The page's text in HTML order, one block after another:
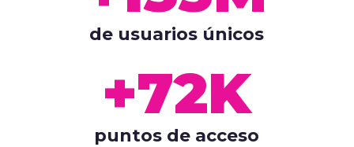
de usuarios únicos
+72K
puntos de acceso